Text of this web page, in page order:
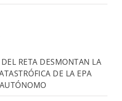
RETA DESMONTAN LA
DE LA EPA